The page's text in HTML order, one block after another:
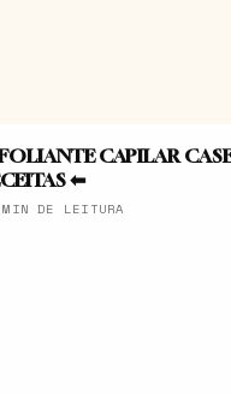
CAPILAR
⬅
DE LEITURA